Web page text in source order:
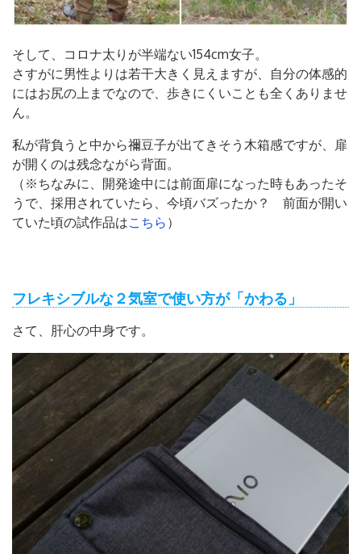
そして、コロナ太りが半端ない154cm女子。
さすがに男性よりは若干大きく見えますが、自分の体感的
にはお尻の上までなので、歩きにくいことも全くありませ
ん。
私が背負うと中から禰豆子が出てきそう木箱感ですが、扉
が開くのは残念ながら背面。
（※ちなみに、開発途中には前面扉になった時もあったそ
うで、採用されていたら、今頃バズったか？ 前面が開い
ていた頃の試作品はこちら ）
フレキシブルな２気室で使い方が「かわる」
さて、肝心の中身です。